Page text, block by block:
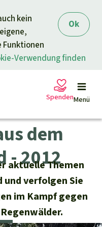
Ok
kein
Funktionen
Verwendung finden
Menü
Spenden
dem
- 2012
aktuelle Themen
und verfolgen Sie
im Kampf gegen